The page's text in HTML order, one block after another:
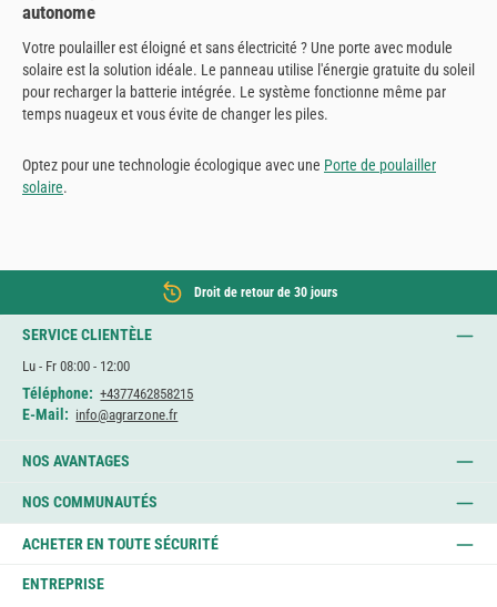
autonome
Votre poulailler est éloigné et sans électricité ? Une porte avec module
solaire est la solution idéale. Le panneau utilise l'énergie gratuite du soleil
pour recharger la batterie intégrée. Le système fonctionne même par
temps nuageux et vous évite de changer les piles.
Optez pour une technologie écologique avec une Porte de poulailler
solaire.
Droit de retour de 30 jours
SERVICE CLIENTÈLE
Lu - Fr 08:00 - 12:00
Téléphone: +4377462858215
E-Mail: info@agrarzone.fr
NOS AVANTAGES
NOS COMMUNAUTÉS
ACHETER EN TOUTE SÉCURITÉ
ENTREPRISE